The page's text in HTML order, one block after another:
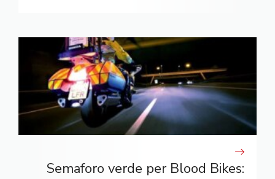
Semaforo verde per Blood Bikes: